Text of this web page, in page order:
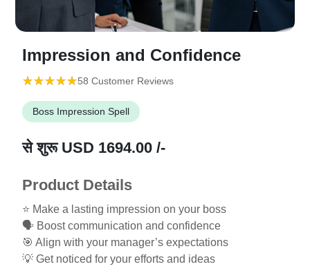
Impression and Confidence
(*)
★
★
(*)★
★
(*) ★
★
(*) ★
★
(*) ★
★58 Customer Reviews
Boss Impression Spell
से शुरूUSD 1694.00 /-
Product Details
⭐ Make a lasting impression on your boss
🗣️ Boost communication and confidence
🎯 Align with your manager’s expectations
💡 Get noticed for your efforts and ideas